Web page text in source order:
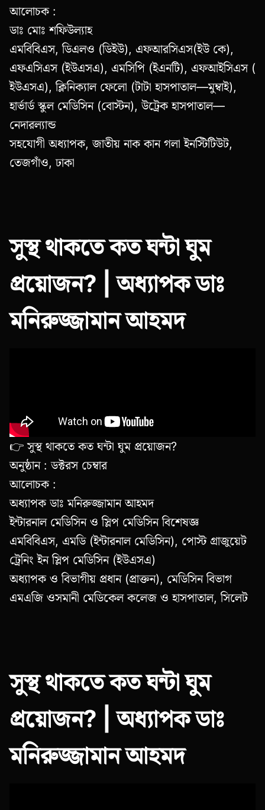
আলোচক :
ডাঃ মোঃ শফিউল্যাহ
এমবিবিএস, ডিএলও (ডিইউ), এফআরসিএস(ইউ কে),
এফএসিএস (ইউএসএ), এমসিপি (ইএনটি), এফআইসিএস (
ইউএসএ), ক্লিনিক্যাল ফেলো (টাটা হাসপাতাল—মুম্বাই),
হার্ভার্ড স্কুল মেডিসিন (বোস্টন), উট্রেক হাসপাতাল—
নেদারল্যান্ড
সহযোগী অধ্যাপক, জাতীয় নাক কান গলা ইনস্টিটিউট,
তেজগাঁও, ঢাকা
সুস্থ থাকতে কত ঘন্টা ঘুম
প্রয়োজন? | অধ্যাপক ডাঃ
মনিরুজ্জামান আহমদ
👉 সুস্থ থাকতে কত ঘন্টা ঘুম প্রয়োজন?
অনুষ্ঠান : ডক্টরস চেম্বার
আলোচক :
অধ্যাপক ডাঃ মনিরুজ্জামান আহমদ
ইন্টারনাল মেডিসিন ও স্লিপ মেডিসিন বিশেষজ্ঞ
এমবিবিএস, এমডি (ইন্টারনাল মেডিসিন), পোস্ট গ্রাজুয়েট
ট্রেনিং ইন স্লিপ মেডিসিন (ইউএসএ)
অধ্যাপক ও বিভাগীয় প্রধান (প্রাক্তন), মেডিসিন বিভাগ
এমএজি ওসমানী মেডিকেল কলেজ ও হাসপাতাল, সিলেট
সুস্থ থাকতে কত ঘন্টা ঘুম
প্রয়োজন? | অধ্যাপক ডাঃ
মনিরুজ্জামান আহমদ